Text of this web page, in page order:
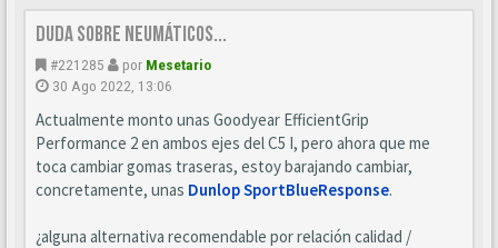
Duda sobre neumáticos...
#221285 por Mesetario
30 Ago 2022, 13:06
Actualmente monto unas Goodyear EfficientGrip
Performance 2 en ambos ejes del C5 I, pero ahora que me
toca cambiar gomas traseras, estoy barajando cambiar,
concretamente, unas Dunlop SportBlueResponse.
¿alguna alternativa recomendable por relación calidad /